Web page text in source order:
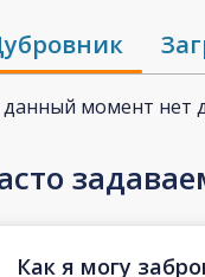
момент нет
Как я могу